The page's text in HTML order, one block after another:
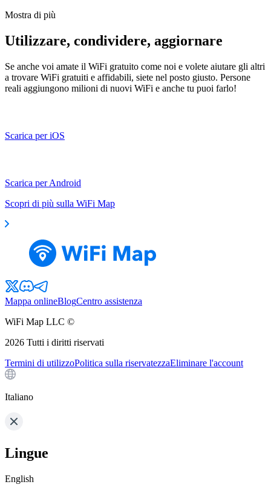
Mostra di più
Utilizzare, condividere, aggiornare
Se anche voi amate il WiFi gratuito come noi e volete aiutare gli altri
a trovare WiFi gratuiti e affidabili, siete nel posto giusto. Persone
reali aggiungono milioni di nuovi WiFi e anche tu puoi farlo!
Scarica per iOS
Scarica per Android
Scopri di più sulla WiFi Map
Mappa onlineBlogCentro assistenza
WiFi Map LLC ©
2026 Tutti i diritti riservati
Termini di utilizzoPolitica sulla riservatezzaEliminare l'account
Italiano
Lingue
English